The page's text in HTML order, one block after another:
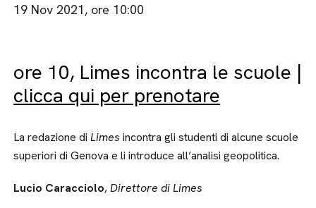
19 Nov 2021, ore 10:00
ore 10, Limes incontra le scuole |
clicca qui per prenotare
La redazione diLimes incontra gli studenti di alcune scuole
superiori di Genova e li introduce all’analisi geopolitica.
Lucio Caracciolo,Direttore di Limes